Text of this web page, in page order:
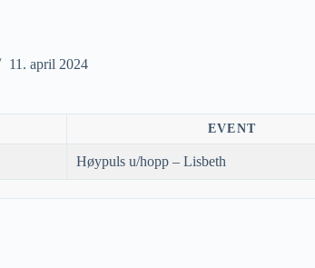
11. april 2024
EVENT
Høypuls u/hopp – Lisbeth